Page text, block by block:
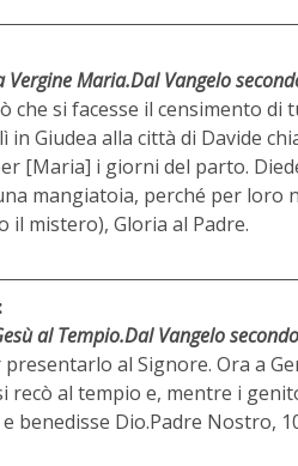
Vergine Maria.Dal Vangelo
che si facesse il censimento di
in Giudea alla città di Davide
[Maria] i giorni del parto.
mangiatoia, perché per loro
il mistero), Gloria al Padre.
al Tempio.Dal Vangelo
al Signore. Ora a
recò al tempio e, mentre i
benedisse Dio.Padre Nostro,